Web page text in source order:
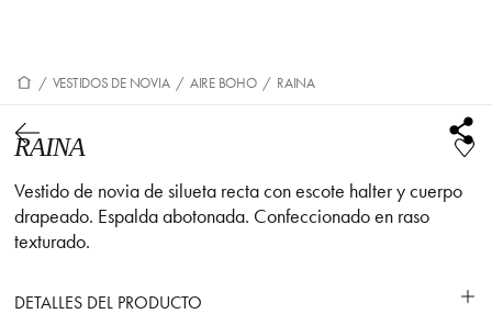
/ VESTIDOS DE NOVIA / AIRE BOHO / RAINA
RAINA
Vestido de novia de silueta recta con escote halter y cuerpo
drapeado. Espalda abotonada. Confeccionado en raso
texturado.
DETALLES DEL PRODUCTO